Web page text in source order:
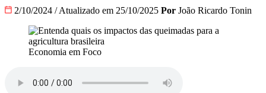
2/10/2024 / Atualizado em 25/10/2025 Por João Ricardo Tonin
Economia em Foco